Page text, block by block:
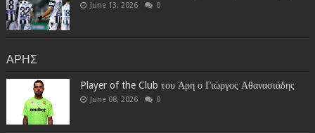
June 13, 2026 0
ΑΡΗΣ
Player of the Club του Άρη ο Γιώργος Αθανασιάδης
June 08, 2026 0